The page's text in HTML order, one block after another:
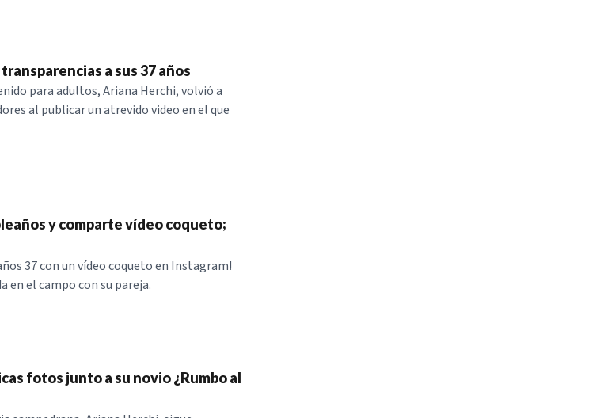
a sus 37 años
para adultos, Ariana Herchi, volvió a
al publicar un atrevido video en el que
y comparte vídeo coqueto;
37 con un vídeo coqueto en Instagram!
en el campo con su pareja.
fotos junto a su novio ¿Rumbo al